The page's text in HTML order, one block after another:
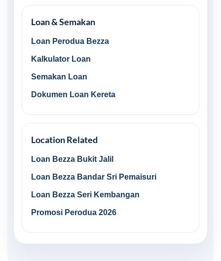
Loan & Semakan
Loan Perodua Bezza
Kalkulator Loan
Semakan Loan
Dokumen Loan Kereta
Location Related
Loan Bezza Bukit Jalil
Loan Bezza Bandar Sri Pemaisuri
Loan Bezza Seri Kembangan
Promosi Perodua 2026